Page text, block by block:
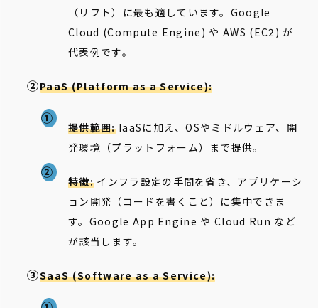
（リフト）に最も適しています。Google
Cloud (Compute Engine) や AWS (EC2) が
代表例です。
PaaS (Platform as a Service):
提供範囲:IaaSに加え、OSやミドルウェア、開
発環境（プラットフォーム）まで提供。
特徴:インフラ設定の手間を省き、アプリケーシ
ョン開発（コードを書くこと）に集中できま
す。Google App Engine や Cloud Run など
が該当します。
SaaS (Software as a Service):